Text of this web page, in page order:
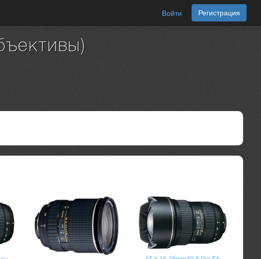
Войти Регистрация